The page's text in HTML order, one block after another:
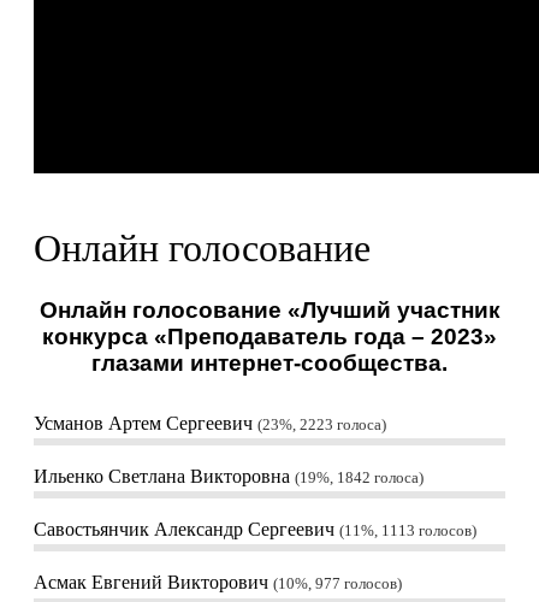
Онлайн голосование
Онлайн голосование «Лучший участник
конкурса «Преподаватель года – 2023»
глазами интернет-сообщества.
Усманов Артем Сергеевич 23%, 2223 голоса
Ильенко Светлана Викторовна 19%, 1842 голоса
Савостьянчик Александр Сергеевич 11%, 1113 голосов
Асмак Евгений Викторович 10%, 977 голосов